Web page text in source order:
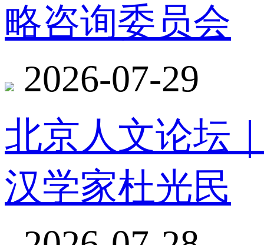
略咨询委员会
2026-07-29
北京人文论坛
汉学家杜光民